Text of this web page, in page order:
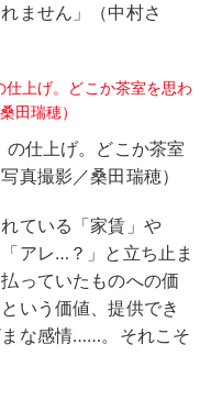
ません」（中村さ
仕上げ。どこか茶室
真撮影／桑田瑞穂）
ている「家賃」や
アレ…？」と立ち止ま
っていたものへの価
いう価値、提供でき
な感情……。それこそ